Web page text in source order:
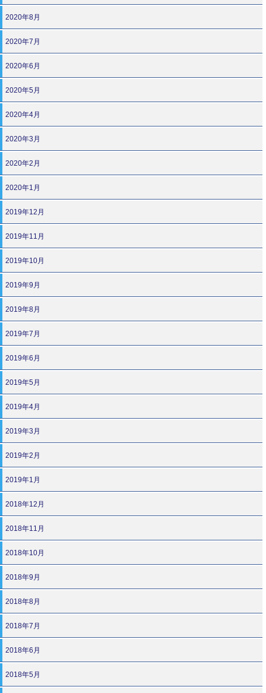
2020年8月
2020年7月
2020年6月
2020年5月
2020年4月
2020年3月
2020年2月
2020年1月
2019年12月
2019年11月
2019年10月
2019年9月
2019年8月
2019年7月
2019年6月
2019年5月
2019年4月
2019年3月
2019年2月
2019年1月
2018年12月
2018年11月
2018年10月
2018年9月
2018年8月
2018年7月
2018年6月
2018年5月